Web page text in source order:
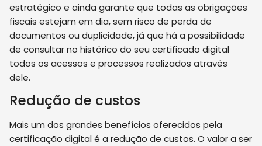
estratégico e ainda garante que todas as obrigações
fiscais estejam em dia, sem risco de perda de
documentos ou duplicidade, já que há a possibilidade
de consultar no histórico do seu certificado digital
todos os acessos e processos realizados através
dele.
Redução de custos
Mais um dos grandes benefícios oferecidos pela
certificação digital é a redução de custos. O valor a ser